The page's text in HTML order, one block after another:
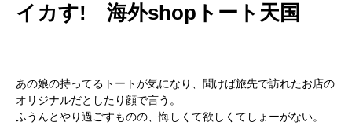
イカす! 海外shopトート天国
あの娘の持ってるトートが気になり、聞けば旅先で訪れたお店の
オリジナルだとしたり顔で言う。
ふうんとやり過ごすものの、悔しくて欲しくてしょーがない。